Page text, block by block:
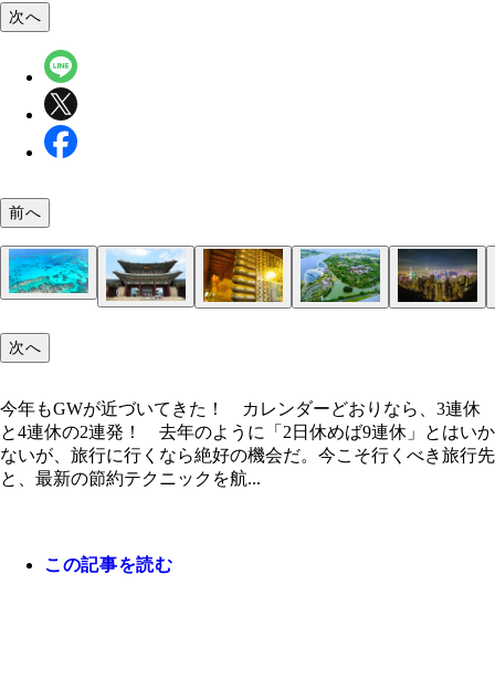
授！
（ZIPAIR／成田）・16万5710円（ANA／羽田）
11万3710円（ハワイアン航空／羽田）
ケアンズ （オーストラリア）「グレートバリアリ
に広がるサンゴ礁【往復航空券目安（5/3～6）】・
田）
田）
（ZIPAIR／成田）
航空／成田）
次へ
前へ
次へ
今年もGWが近づいてきた！ カレンダーどおりなら、3連休
と4連休の2連発！ 去年のように「2日休めば9連休」とはいか
ないが、旅行に行くなら絶好の機会だ。今こそ行くべき旅行先
と、最新の節約テクニックを航...
この記事を読む